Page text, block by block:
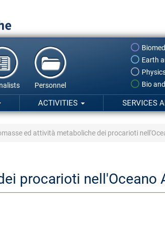
Earth
Bio
Personnel
ACTIVITIES SERVICES
ed attività metaboliche dei procarioti
procarioti nell'Oceano